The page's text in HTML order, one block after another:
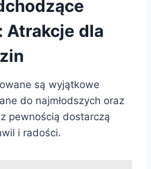
Atrakcje dla
są wyjątkowe
do najmłodszych oraz
pewnością dostarczą
i radości.